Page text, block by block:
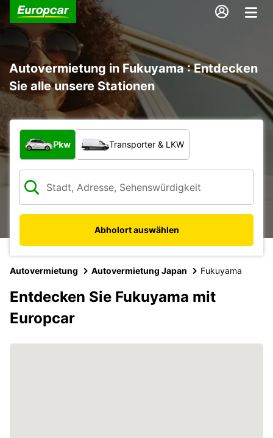
Autovermietung in Fukuyama : Entdecken
Sie alle unsere Stationen
Welche Art von Fahrzeug?
Pkw Transporter & LKW
Abholort auswählen
Autovermietung Autovermietung Japan Fukuyama
Entdecken Sie Fukuyama mit
Europcar